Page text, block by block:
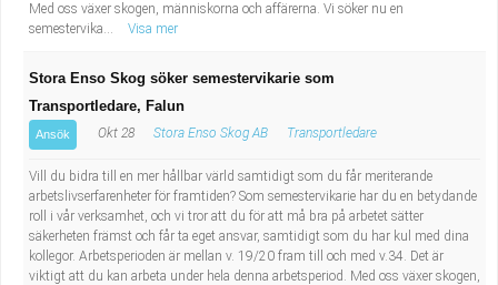
Med oss växer skogen, människorna och affärerna. Vi söker nu en
semestervika...
Visa mer
Stora Enso Skog söker semestervikarie som
Transportledare, Falun
Ansök Okt 28 Stora Enso Skog AB Transportledare
Vill du bidra till en mer hållbar värld samtidigt som du får meriterande
arbetslivserfarenheter för framtiden? Som semestervikarie har du en betydande
roll i vår verksamhet, och vi tror att du för att må bra på arbetet sätter
säkerheten främst och får ta eget ansvar, samtidigt som du har kul med dina
kollegor. Arbetsperioden är mellan v. 19/20 fram till och med v.34. Det är
viktigt att du kan arbeta under hela denna arbetsperiod. Med oss växer skogen,